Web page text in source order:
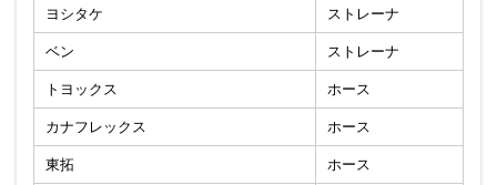
ヨシタケ ストレーナ
ベン ストレーナ
トヨックス ホース
カナフレックス ホース
東拓 ホース